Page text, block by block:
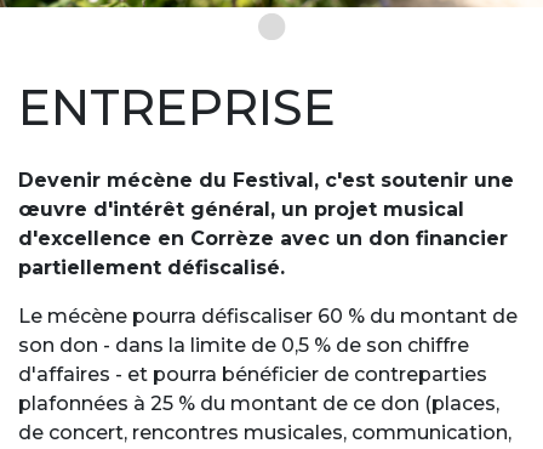
ENTREPRISE
Devenir mécène du Festival, c'est soutenir une
œuvre d'intérêt général, un projet musical
d'excellence en Corrèze avec un don financier
partiellement défiscalisé.
Le mécène pourra défiscaliser 60 % du montant de
son don - dans la limite de 0,5 % de son chiffre
d'affaires - et pourra bénéficier de contreparties
plafonnées à 25 % du montant de ce don (places,
de concert, rencontres musicales, communication,